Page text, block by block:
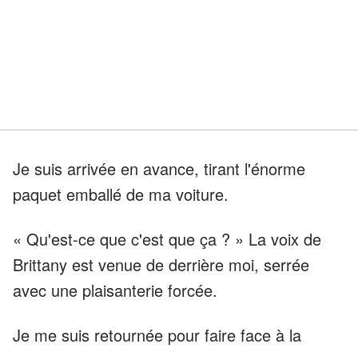
Je suis arrivée en avance, tirant l'énorme
paquet emballé de ma voiture.
« Qu'est-ce que c'est que ça ? » La voix de
Brittany est venue de derrière moi, serrée
avec une plaisanterie forcée.
Je me suis retournée pour faire face à la